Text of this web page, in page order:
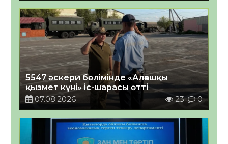
5547 әскери бөлімінде «Алғашқы
қызмет күні» іс-шарасы өтті
07.08.2026
23 0